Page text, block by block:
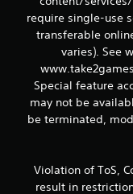
require single-use
transferable
varies). See
Special feature
may not be
be terminated,
Violation of ToS,
result in